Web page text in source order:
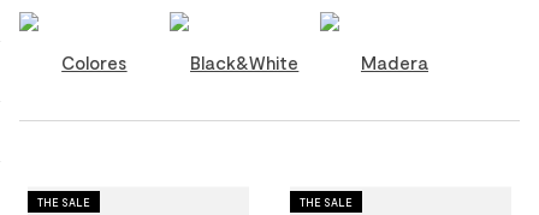
9.
columna ducha
Colores Black&White Madera
THE SALE THE SALE